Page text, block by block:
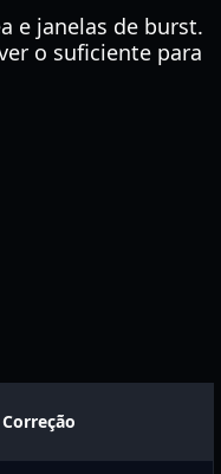
e janelas de burst.
o suficiente para
Correção